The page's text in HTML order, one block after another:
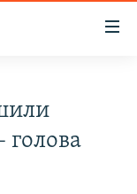
голова